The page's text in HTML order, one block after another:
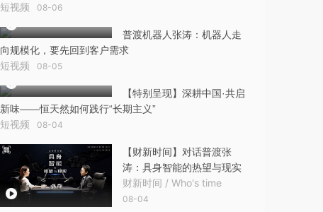
短视频 08-06
普渡机器人张涛：机器人走
向规模化，要先回到客户需求
短视频 08-05
【特别呈现】深耕中国·共启
新味——恒天然如何践行“长期主义”
短视频 08-04
【财新时间】对话普渡张
涛：具身智能的热望与现实
财新时间 / Who's time
08-04